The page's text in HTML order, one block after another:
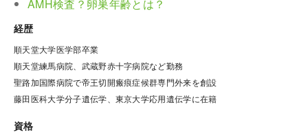
AMH検査？卵巣年齢とは？
経歴
順天堂大学医学部卒業
順天堂練馬病院、武蔵野赤十字病院など勤務
聖路加国際病院で帝王切開瘢痕症候群専門外来を創設
藤田医科大学分子遺伝学、東京大学応用遺伝学に在籍
資格